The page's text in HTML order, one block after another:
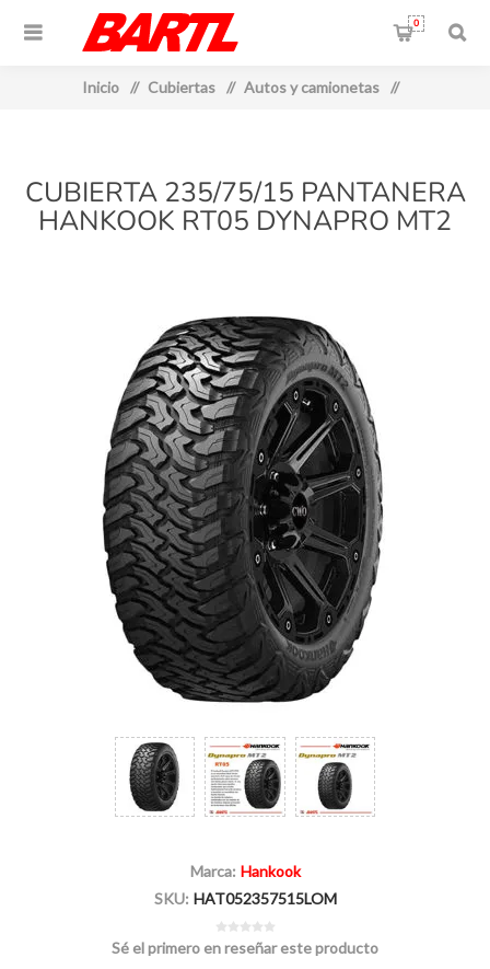
0
Inicio / Cubiertas / Autos y camionetas /
CUBIERTA 235/75/15 PANTANERA
HANKOOK RT05 DYNAPRO MT2
Marca: Hankook
SKU: HAT052357515LOM
Sé el primero en reseñar este producto